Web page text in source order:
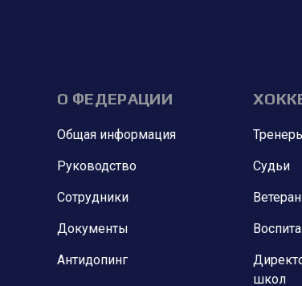
О ФЕДЕРАЦИИ
Общая информация
Руководство
Сотрудники
Документы
Антидопинг
Судьи
школ